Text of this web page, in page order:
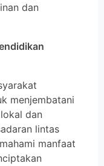
dan
menjembatani
dan
lintas
manfaat